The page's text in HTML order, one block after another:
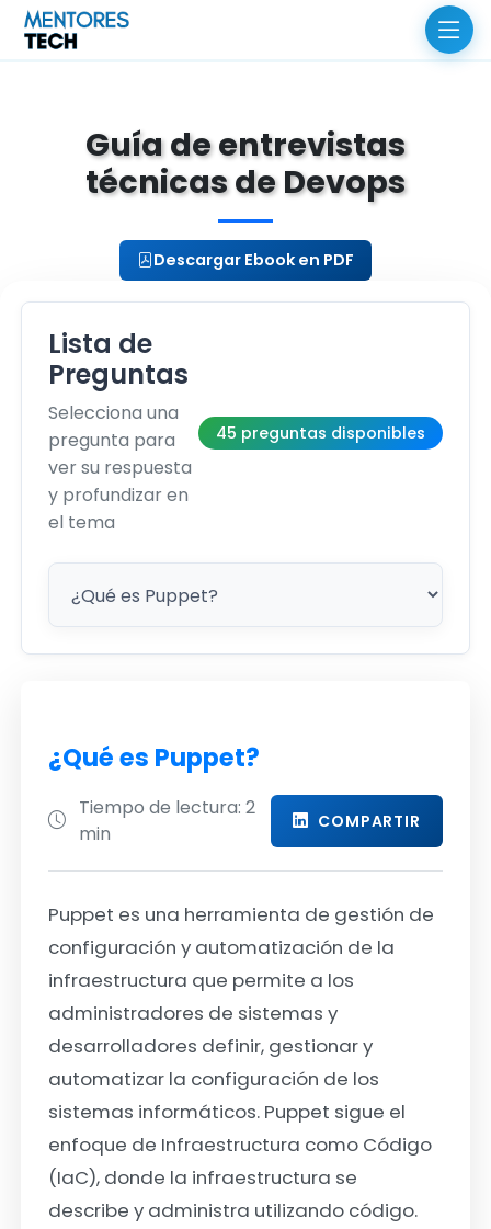
Guía de entrevistas
técnicas de Devops
Descargar Ebook en PDF
Lista de
Preguntas
Selecciona una
pregunta para
ver su respuesta
y profundizar en
el tema
45 preguntas disponibles
¿Qué es Puppet?
Tiempo de lectura: 2
min
COMPARTIR
Puppet es una herramienta de gestión de
configuración y automatización de la
infraestructura que permite a los
administradores de sistemas y
desarrolladores definir, gestionar y
automatizar la configuración de los
sistemas informáticos. Puppet sigue el
enfoque de Infraestructura como Código
(IaC), donde la infraestructura se
describe y administra utilizando código.